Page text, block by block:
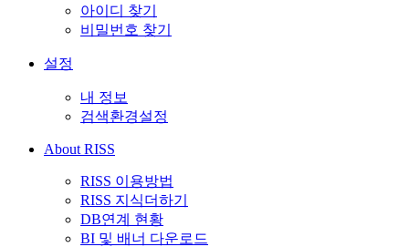
아이디 찾기
비밀번호 찾기
설정
내 정보
검색환경설정
About RISS
RISS 이용방법
RISS 지식더하기
DB연계 현황
BI 및 배너 다운로드